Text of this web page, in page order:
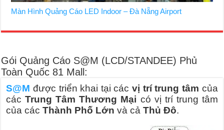
Màn Hình Quảng Cáo LED Indoor – Đà Nẵng Airport
Gói Quảng Cáo S@M (LCD/STANDEE) Phủ
Toàn Quốc 81 Mall:
S@M được triển khai tại cácvị trí trung tâm của
cácTrung Tâm Thương Mại có vị trí trung tâm
của cácThành Phố Lớn và cảThủ Đô.